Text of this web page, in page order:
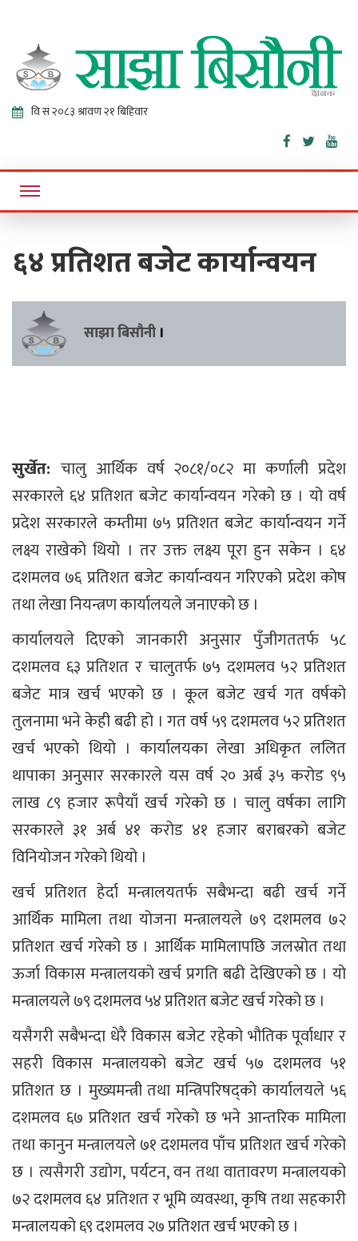
Sajha
Bisaunee
Online News Portal
६४ प्रतिशत बजेट कार्यान्वयन
साझा बिसौनी ।
सुर्खेत: चालु आर्थिक वर्ष २०८१/०८२ मा कर्णाली प्रदेश
सरकारले ६४ प्रतिशत बजेट कार्यान्वयन गरेको छ । यो वर्ष
प्रदेश सरकारले कम्तीमा ७५ प्रतिशत बजेट कार्यान्वयन गर्ने
लक्ष्य राखेको थियो । तर उक्त लक्ष्य पूरा हुन सकेन । ६४
दशमलव ७६ प्रतिशत बजेट कार्यान्वयन गरिएको प्रदेश कोष
तथा लेखा नियन्त्रण कार्यालयले जनाएको छ ।
कार्यालयले दिएको जानकारी अनुसार पुँजीगततर्फ ५८
दशमलव ६३ प्रतिशत र चालुतर्फ ७५ दशमलव ५२ प्रतिशत
बजेट मात्र खर्च भएको छ । कूल बजेट खर्च गत वर्षको
तुलनामा भने केही बढी हो । गत वर्ष ५९ दशमलव ५२ प्रतिशत
खर्च भएको थियो । कार्यालयका लेखा अधिकृत ललित
थापाका अनुसार सरकारले यस वर्ष २० अर्ब ३५ करोड ९५
लाख ८९ हजार रूपैयाँ खर्च गरेको छ । चालु वर्षका लागि
सरकारले ३१ अर्ब ४१ करोड ४१ हजार बराबरको बजेट
विनियोजन गरेको थियो ।
खर्च प्रतिशत हेर्दा मन्त्रालयतर्फ सबैभन्दा बढी खर्च गर्ने
आर्थिक मामिला तथा योजना मन्त्रालयले ७९ दशमलव ७२
प्रतिशत खर्च गरेको छ । आर्थिक मामिलापछि जलस्रोत तथा
ऊर्जा विकास मन्त्रालयको खर्च प्रगति बढी देखिएको छ । यो
मन्त्रालयले ७९ दशमलव ५४ प्रतिशत बजेट खर्च गरेको छ ।
यसैगरी सबैभन्दा धेरै विकास बजेट रहेको भौतिक पूर्वाधार र
सहरी विकास मन्त्रालयको बजेट खर्च ५७ दशमलव ५१
प्रतिशत छ । मुख्यमन्त्री तथा मन्त्रिपरिषद्को कार्यालयले ५६
दशमलव ६७ प्रतिशत खर्च गरेको छ भने आन्तरिक मामिला
तथा कानुन मन्त्रालयले ७१ दशमलव पाँच प्रतिशत खर्च गरेको
छ । त्यसैगरी उद्योग, पर्यटन, वन तथा वातावरण मन्त्रालयको
७२ दशमलव ६४ प्रतिशत र भूमि व्यवस्था, कृषि तथा सहकारी
मन्त्रालयको ६९ दशमलव २७ प्रतिशत खर्च भएको छ ।